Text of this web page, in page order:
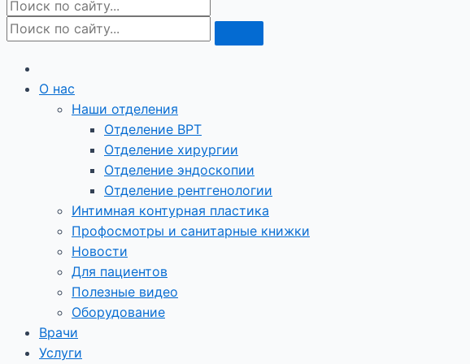
О нас
Наши отделения
Отделение ВРТ
Отделение хирургии
Отделение эндоскопии
Отделение рентгенологии
Интимная контурная пластика
Профосмотры и санитарные книжки
Новости
Для пациентов
Полезные видео
Оборудование
Врачи
Услуги